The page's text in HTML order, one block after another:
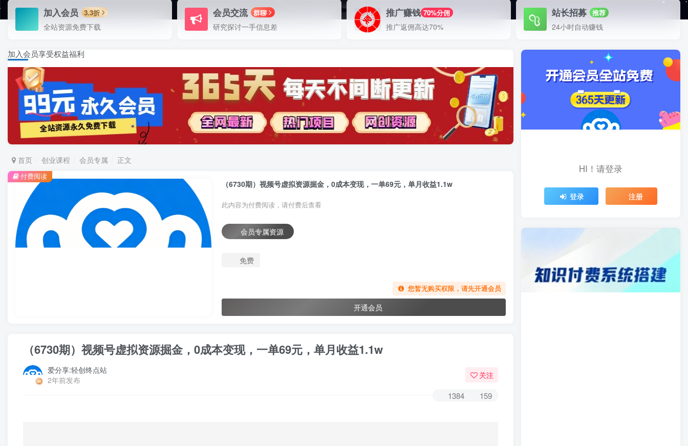
加入会员 3.3折
全站资源免费下载
会员交流 群聊
研究探讨一手信息差
推广赚钱 70%分佣
推广返佣高达70%
站长招募 推荐
24小时自动赚钱
加入会员享受权益福利
首页 创业课程 会员专属 正文
（6730期）视频号虚拟资源掘金，0成本变现，一单69元，单月收益1.1w
此内容为付费阅读，请付费后查看
会员专属资源
免费
您暂无购买权限，请先开通会员
开通会员
付费阅读
（6730期）视频号虚拟资源掘金，0成本变现，一单69元，单月收益1.1w
爱分享:轻创终点站
2年前发布
关注
1384 159
HI！请登录
登录 注册